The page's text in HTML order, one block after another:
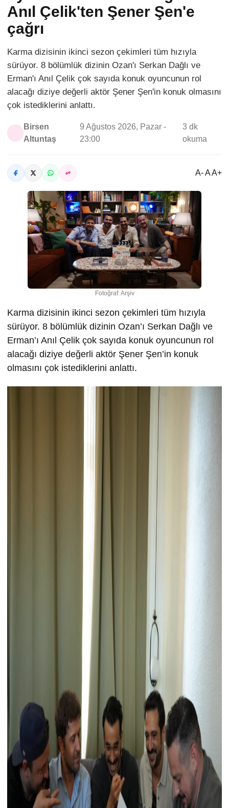
Anıl Çelik'ten Şener Şen'e
çağrı
Karma dizisinin ikinci sezon çekimleri tüm hızıyla
sürüyor. 8 bölümlük dizinin Ozan'ı Serkan Dağlı ve
Erman'ı Anıl Çelik çok sayıda konuk oyuncunun rol
alacağı diziye değerli aktör Şener Şen'in konuk olmasını
çok istediklerini anlattı.
Birsen
Altuntaş
9 Ağustos 2026, Pazar -
23:00
3 dk
okuma
A- A A+
Fotoğraf: Arşiv
Karma dizisinin ikinci sezon çekimleri tüm hızıyla
sürüyor. 8 bölümlük dizinin Ozan’ı Serkan Dağlı ve
Erman’ı Anıl Çelik çok sayıda konuk oyuncunun rol
alacağı diziye değerli aktör Şener Şen’in konuk
olmasını çok istediklerini anlattı.